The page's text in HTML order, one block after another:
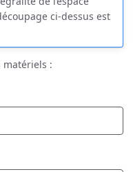
ci-dessus est
matériels :